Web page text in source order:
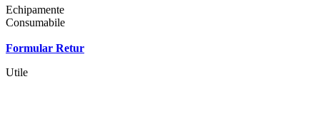
Echipamente
Consumabile
Formular Retur
Utile